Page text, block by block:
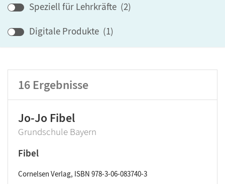
Klassenstufe
Speziell für Lehrkräfte (2)
Digitale Produkte (1)
16 Ergebnisse
Jo-Jo Fibel
Grundschule Bayern
Fibel
Cornelsen Verlag, ISBN 978-3-06-083740-3